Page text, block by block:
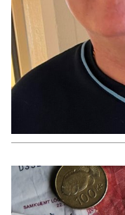
PENINGAR
Íslendingur